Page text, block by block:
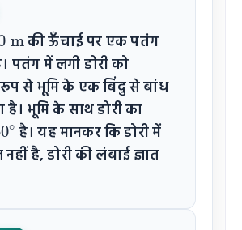
की ऊँचाई पर एक पतंग
पतंग में लगी डोरी को
से भूमि के एक बिंदु से बांध
है। भूमि के साथ डोरी का
∘
है। यह मानकर कि डोरी में
है, डोरी की लंबाई ज्ञात